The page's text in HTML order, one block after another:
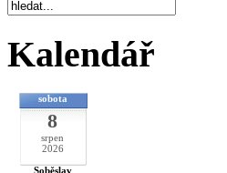
Kalendář
sobota
8
srpen
2026
Soběslav